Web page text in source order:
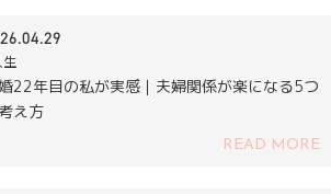
生
22年目の私が実感｜夫婦関係が楽になる5つ
え方
READ MORE